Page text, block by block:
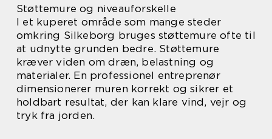
Støttemure og niveauforskelle
I et kuperet område som mange steder
omkring Silkeborg bruges støttemure ofte til
at udnytte grunden bedre. Støttemure
kræver viden om dræn, belastning og
materialer. En professionel entreprenør
dimensionerer muren korrekt og sikrer et
holdbart resultat, der kan klare vind, vejr og
tryk fra jorden.